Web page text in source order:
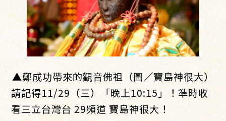
▲鄭成功帶來的觀音佛祖（圖／寶島神很大）
請記得11/29（三）「晚上10:15」！準時收
看三立台灣台 29頻道 寶島神很大！